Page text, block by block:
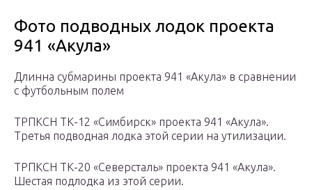
Фото подводных лодок проекта
941 «Акула»
Длинна субмарины проекта 941 «Акула» в сравнении
с футбольным полем
ТРПКСН ТК-12 «Симбирск» проекта 941 «Акула».
Третья подводная лодка этой серии на утилизации.
ТРПКСН ТК-20 «Северсталь» проекта 941 «Акула».
Шестая подлодка из этой серии.